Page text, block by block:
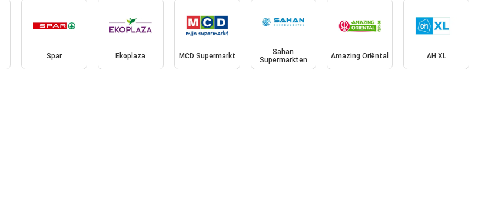
Spar Ekoplaza MCD Supermarkt
Sahan
Supermarkten
Amazing Oriëntal AH XL